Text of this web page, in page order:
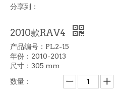
分享到：
2010款RAV4
产品编号：PL2-15
年份：2010-2013
尺寸：305 mm
数量：